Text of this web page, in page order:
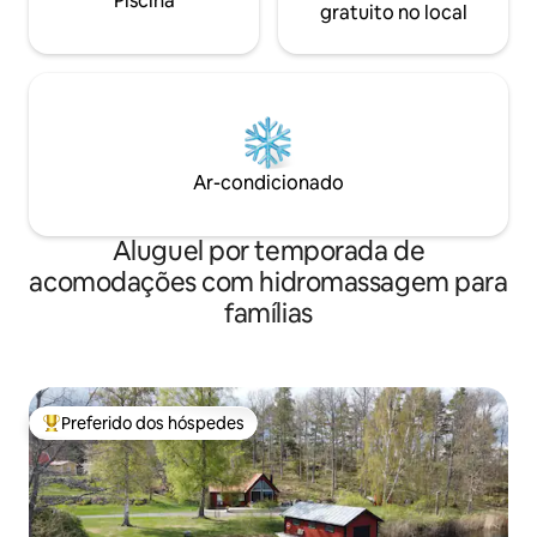
gratuito no local
Ar-condicionado
Aluguel por temporada de
acomodações com hidromassagem para
famílias
Entre os melhores preferidos dos hóspedes
Preferido dos hóspedes